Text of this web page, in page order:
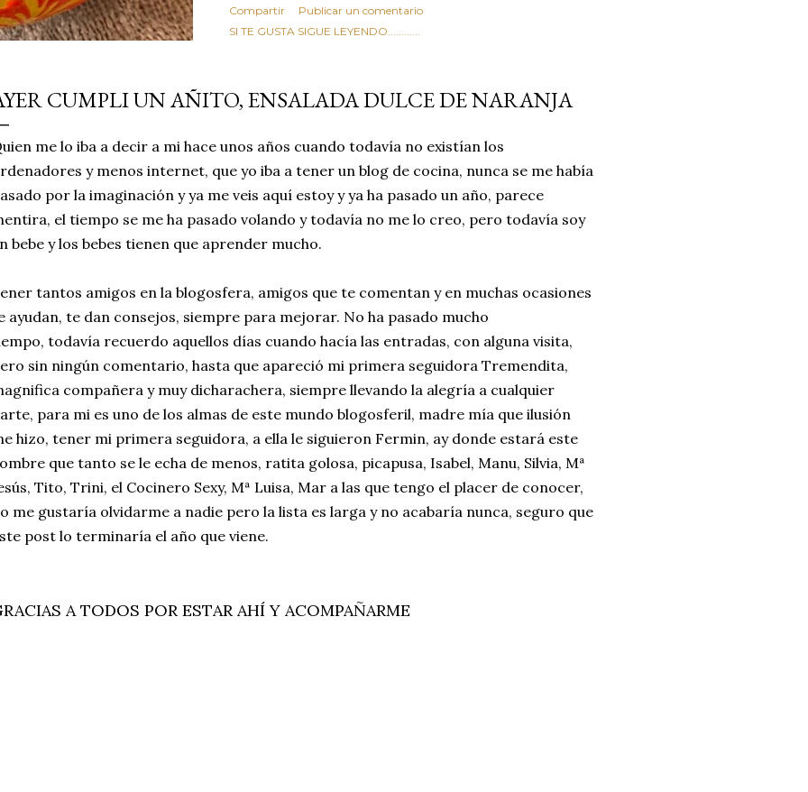
Estas alubias crujientes al horno van a cambiar por
tradicionales y copiosos de invierno. Con esta receta
ingrediente tan humilde como la alubia de La Bañeza
en un snack ligero, dorado, cargado de proteína y
100% natural. Es el sustituto perfecto a los frutos se...
Compartir
Publicar un comentario
SI TE GUSTA SIGUE LEYENDO............
CUMPLI UN AÑITO, ENSALADA DULCE DE NARANJA
me lo iba a decir a mi hace unos años cuando todavía no existían los
y menos internet, que yo iba a tener un blog de cocina, nunca se me había
por la imaginación y ya me veis aquí estoy y ya ha pasado un año, parece
el tiempo se me ha pasado volando y todavía no me lo creo, pero todavía soy
bebe y los bebes tienen que aprender mucho.
tantos amigos en la blogosfera, amigos que te comentan y en muchas ocasiones
ayudan, te dan consejos, siempre para mejorar. No ha pasado mucho
todavía recuerdo aquellos días cuando hacía las entradas, con alguna visita,
sin ningún comentario, hasta que apareció mi primera seguidora Tremendita,
compañera y muy dicharachera, siempre llevando la alegría a cualquier
para mi es uno de los almas de este mundo blogosferil, madre mía que ilusión
hizo, tener mi primera seguidora, a ella le siguieron Fermin, ay donde estará este
que tanto se le echa de menos, ratita golosa, picapusa, Isabel, Manu, Silvia, Mª
Tito, Trini, el Cocinero Sexy, Mª Luisa, Mar a las que tengo el placer de conocer,
me gustaría olvidarme a nadie pero la lista es larga y no acabaría nunca, seguro que
post lo terminaría el año que viene.
A TODOS POR ESTAR AHÍ Y ACOMPAÑARME